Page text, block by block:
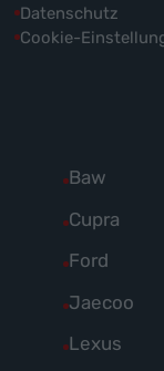
Datenschutz
Cookie-
Baw
Alle
Fahrzeuge
Baw
anzeigen
Cupra
Alle
Fahrzeuge
Cupra
anzeigen
Ford
Alle
Fahrzeuge
Ford
Jaecoo
Alle
Fahrzeuge
Lexus
Alle